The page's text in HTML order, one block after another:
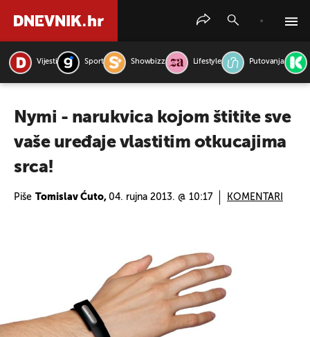
Vijesti Sport Showbizz Lifestyle Putovanja
Nymi - narukvica kojom štitite sve
vaše uređaje vlastitim otkucajima
srca!
Piše Tomislav Ćuto, 04. rujna 2013. @ 10:17 KOMENTARI
PRETRAŽITE VIJESTI